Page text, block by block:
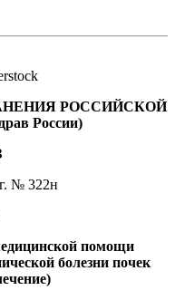
РОССИЙСКОЙ
России)
№ 322н
помощи
болезни почек